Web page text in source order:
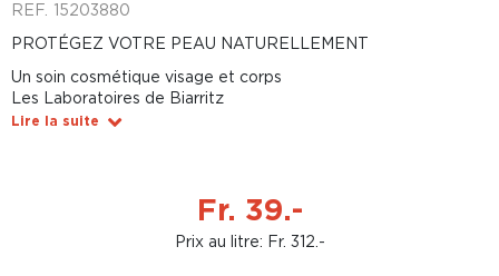
REF. 15203880
PROTÉGEZ VOTRE PEAU NATURELLEMENT
Un soin cosmétique visage et corps
Les Laboratoires de Biarritz
Lire la suite
Fr. 39.-
Prix au litre: Fr. 312.-